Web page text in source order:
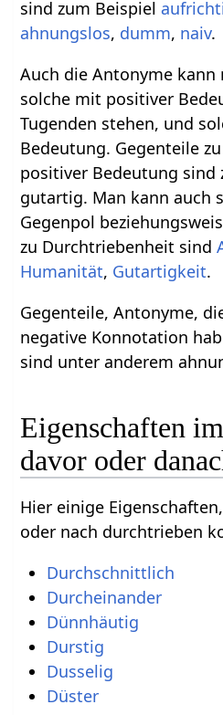
sind zum Beispiel
ahnungslos, dumm, naiv.
Auch die Antonyme
solche mit positiver
Tugenden stehen, und
Bedeutung. Gegenteile
positiver Bedeutung sind
gutartig. Man kann auch
Gegenpol
zu Durchtriebenheit sind
Humanität, Gutartigkeit.
Gegenteile, Antonyme,
negative Konnotation
sind unter anderem
Eigenschaften
davor oder
Hier einige
oder nach durchtrieben
Durchschnittlich
Durcheinander
Dünnhäutig
Durstig
Dusselig
Düster